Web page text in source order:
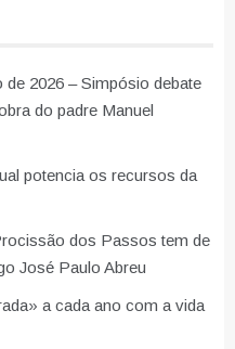
2026 – Simpósio debate
do padre Manuel
potencia os recursos da
dos Passos tem de
José Paulo Abreu
a cada ano com a vida